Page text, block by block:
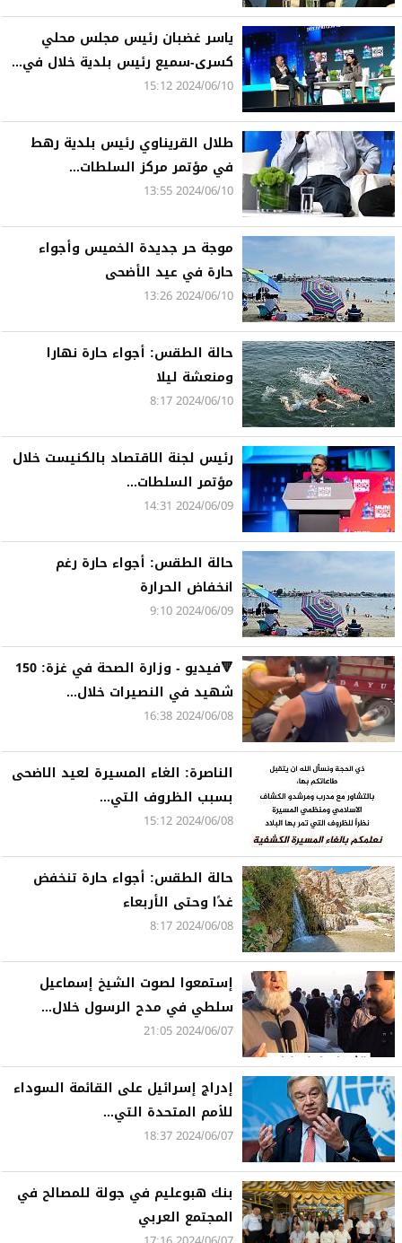
ياسر غضبان رئيس مجلس محلي
كسرى-سميع رئيس بلدية خلال في...
2024/06/10 15:12
طلال القريناوي رئيس بلدية رهط
في مؤتمر مركز السلطات...
2024/06/10 13:55
موجة حر جديدة الخميس وأجواء
حارة في عيد الأضحى
2024/06/10 13:26
حالة الطقس: أجواء حارة نهارا
ومنعشة ليلا
2024/06/10 8:17
رئيس لجنة الاقتصاد بالكنيست خلال
مؤتمر السلطات...
2024/06/09 14:31
حالة الطقس: أجواء حارة رغم
انخفاض الحرارة
2024/06/09 9:10
🔻فيديو - وزارة الصحة في غزة: 150
شهيد في النصيرات خلال...
2024/06/08 16:38
الناصرة: الغاء المسيرة لعيد الاضحى
بسبب الظروف التي...
2024/06/08 15:12
حالة الطقس: أجواء حارة تنخفض
غدًا وحتى الأربعاء
2024/06/08 8:17
إستمعوا لصوت الشيخ إسماعيل
سلطي في مدح الرسول خلال...
2024/06/07 21:05
إدراج إسرائيل على القائمة السوداء
للأمم المتحدة التي...
2024/06/07 18:37
بنك هبوعليم في جولة للمصالح في
المجتمع العربي